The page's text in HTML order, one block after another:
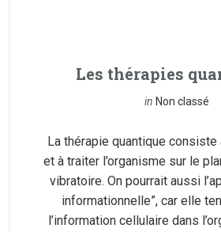
Les thérapies
in Non classé
La thérapie quantique
et à traiter l’organisme sur le
vibratoire. On pourrait aussi
informationnelle”, car elle
l’information cellulaire dans